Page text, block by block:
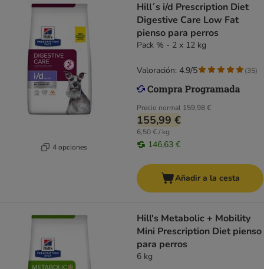
4 opciones
Hill´s i/d Prescription Diet
Digestive Care Low Fat
pienso para perros
Pack % - 2 x 12 kg
Precio normal 159,98 €
155,99 €
6,50 € / kg
146,63 €
Valoración: 4.9/5 (35)
Añadir a la cesta
Hill's Metabolic + Mobility
Mini Prescription Diet pienso
para perros
6 kg